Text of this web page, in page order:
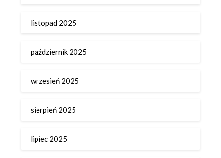
listopad 2025
październik 2025
wrzesień 2025
sierpień 2025
lipiec 2025